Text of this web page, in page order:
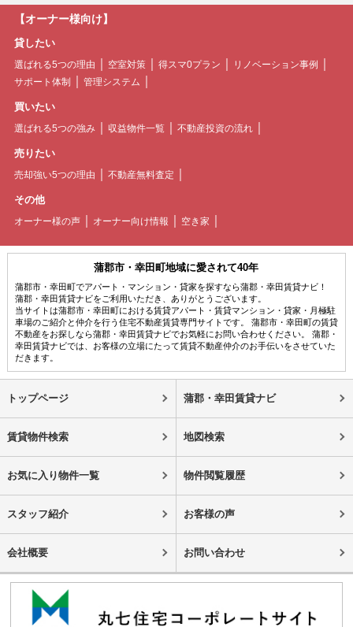
【オーナー様向け】
貸したい
選ばれる5つの理由 空室対策 得スマ0プラン
リノベーション事例
サポート体制
管理システム
買いたい
選ばれる5つの強み 収益物件一覧 不動産投資の流れ
売りたい
売却強い5つの理由 不動産無料査定
その他
オーナー様の声 オーナー向け情報 空き家
蒲郡市・幸田町地域に愛されて40年
蒲郡市・幸田町でアパート・マンション・貸家を探すなら蒲郡・幸田賃貸ナビ！
蒲郡・幸田賃貸ナビをご利用いただき、ありがとうございます。
当サイトは蒲郡市・幸田町における賃貸アパート・賃貸マンション・貸家・月極駐
車場のご紹介と仲介を行う住宅不動産賃貸専門サイトです。 蒲郡市・幸田町の賃貸
不動産をお探しなら蒲郡・幸田賃貸ナビでお気軽にお問い合わせください。 蒲郡・
幸田賃貸ナビでは、お客様の立場にたって賃貸不動産仲介のお手伝いをさせていた
だきます。
トップページ 蒲郡・幸田賃貸ナビ
賃貸物件検索 地図検索
お気に入り物件一覧 物件閲覧履歴
スタッフ紹介 お客様の声
会社概要 お問い合わせ